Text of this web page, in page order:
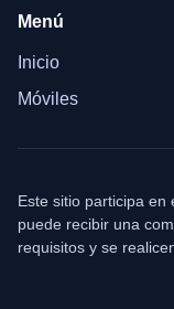
Menú
Inicio
Móviles
Este sitio participa en
puede recibir una
requisitos y se